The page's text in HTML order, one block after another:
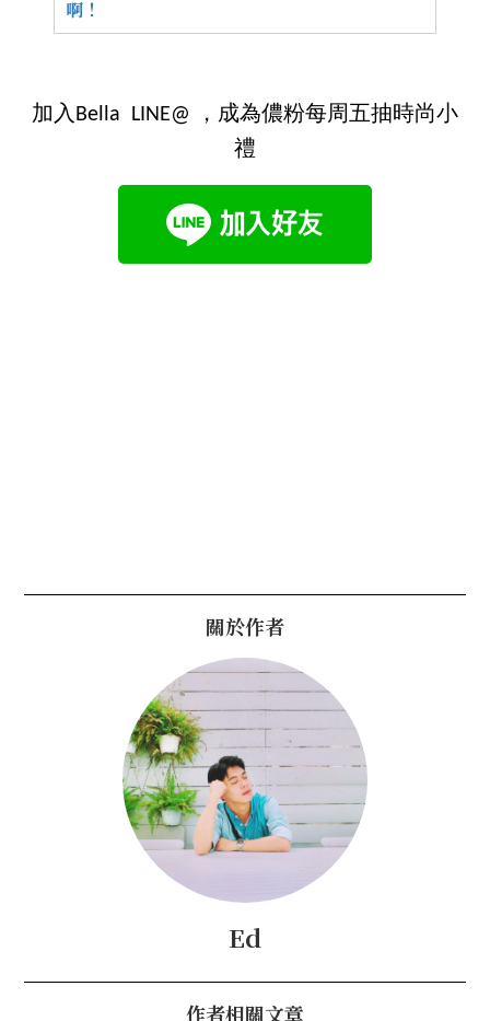
啊！
加入Bella LINE@ ，成為儂粉每周五抽時尚小
禮
關於作者
Ed
作者相關文章